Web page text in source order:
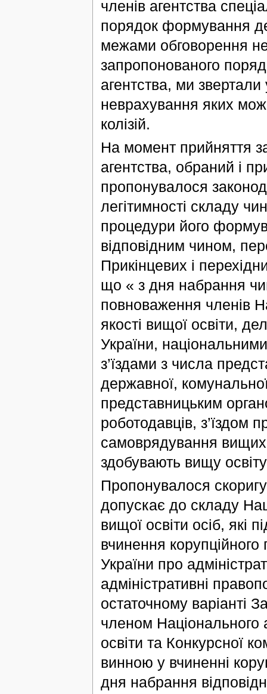
членів агентства
порядок формування
межами обговорення
запропонованого
агентства, ми
неврахування яких
колізій.
На момент прийняття
агентства, обраний і
пропонувалося
легітимності складу
процедури його
відповідним чином,
Прикінцевих і
що « з дня набрання
повноваження членів
якості вищої освіти,
України,
з’їздами з числа
державної,
представницьким
роботодавців, з’їздом
самоврядування вищих
здобувають вищу
Пропонувалося
допускає до складу
вищої освіти осіб, які
вчинення
України про
адміністративні
остаточному варіанті
членом Національного
освіти та Конкурсної
винною у вчиненні
дня набрання